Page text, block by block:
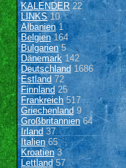
KALENDER22
LINKS10
Albanien1
Belgien164
Bulgarien 5
Dänemark142
Deutschland 1686
Estland 72
Finnland 25
Frankreich517
Griechenland9
Großbritannien64
Irland 37
Italien65
Kroatien3
Lettland57